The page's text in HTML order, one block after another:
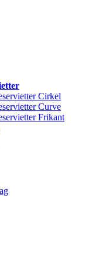
Cirkel
Curve
Frikant